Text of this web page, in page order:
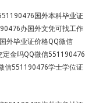
国外本科毕业证
办国外文凭可找工作
外毕业证价格QQ微信
金吗QQ微信551190476
信551190476学士学位证